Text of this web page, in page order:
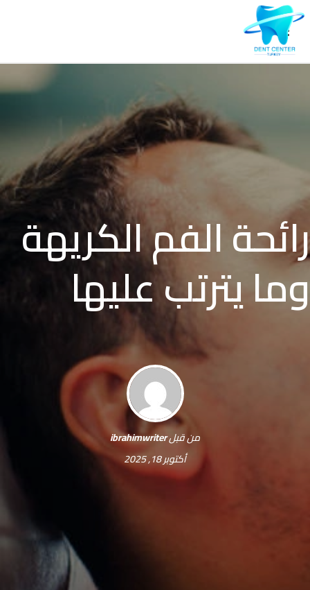
رائحة الفم الكريهة
وما يترتب عليها
من قبلibrahimwriter
أكتوبر 18, 2025